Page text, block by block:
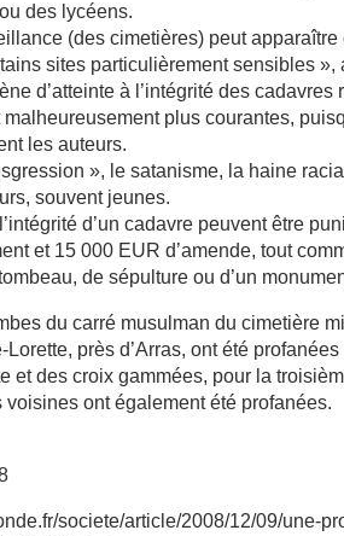
des lycéens.
(des cimetières) peut
sites particulièrement sensibles »,
d’atteinte à l’intégrité des
plus courantes,
les auteurs.
», le satanisme, la haine
souvent jeunes.
d’un cadavre peuvent être
et 15 000 EUR d’amende, tout
de sépulture ou d’un
du carré musulman du cimetière
Lorette, près d’Arras, ont été
et des croix gammées, pour la
voisines ont également été profanées.
societe/article/2008/12/09/une-